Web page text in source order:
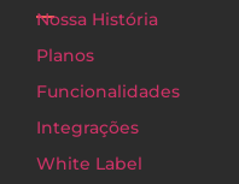
Nossa História
Planos
Funcionalidades
Integrações
White Label